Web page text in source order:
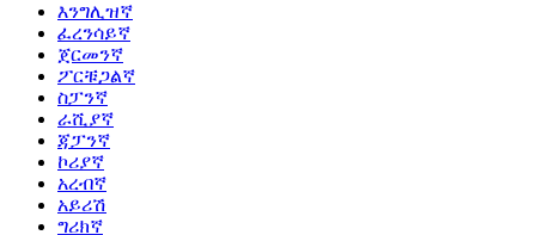
እንግሊዝኛ
ፈረንሳይኛ
ጀርመንኛ
ፖርቹጋልኛ
ስፓንኛ
ራሺያኛ
ጃፓንኛ
ኮሪያኛ
አረብኛ
አይሪሽ
ግሪክኛ